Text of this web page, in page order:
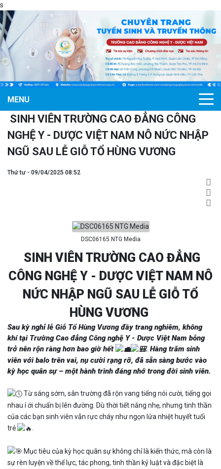
s
MENU
SINH VIÊN TRƯỜNG CAO ĐẲNG CÔNG
NGHỆ Y - DƯỢC VIỆT NAM NÔ NỨC NHẬP
NGŨ SAU LỄ GIỖ TỔ HÙNG VƯƠNG
Thứ tư - 09/04/2025 08:52
DSC06165 NTG Media
SINH VIÊN TRƯỜNG CAO ĐẲNG
CÔNG NGHỆ Y - DƯỢC VIỆT NAM NÔ
NỨC NHẬP NGŨ SAU LỄ GIỖ TỔ
HÙNG VƯƠNG
Sau kỳ nghỉ lễ Giỗ Tổ Hùng Vương đầy trang nghiêm, không
khí tại Trường Cao đẳng Công nghệ Y - Dược Việt Nam bỗng
trở nên rộn ràng hơn bao giờ hết
. Hàng trăm sinh
viên với balo trên vai, nụ cười rạng rỡ, đã sẵn sàng bước vào
kỳ học quân sự – một hành trình đáng nhớ trong đời sinh viên.
Từ sáng sớm, sân trường đã rộn vang tiếng nói cười, tiếng gọi
nhau í ới chuẩn bị lên đường. Dù thời tiết nắng nhẹ, nhưng tinh thần
của các bạn sinh viên vẫn rực cháy như ngọn lửa nhiệt huyết tuổi
trẻ
Mục tiêu của kỳ học quân sự không chỉ là kiến thức, mà còn là
sự rèn luyện về thể lực, tác phong, tinh thần kỷ luật và đặc biệt là